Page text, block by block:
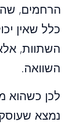
הרחמים,
כלל שאין
השתוות,
השוואה.
לכן כשהוא
נמצא